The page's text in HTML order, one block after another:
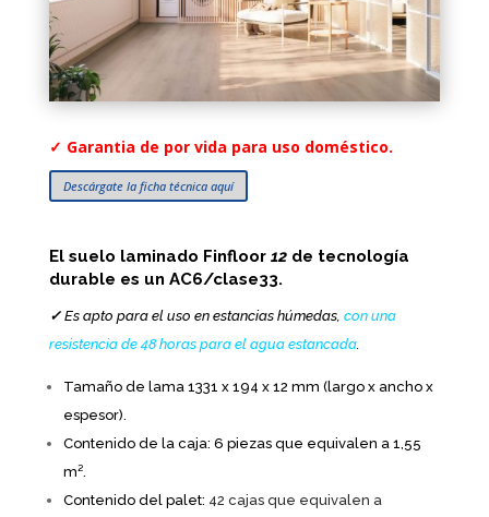
✓ Garantia de por vida para uso doméstico.
Descárgate la ficha técnica aquí
El suelo laminado Finfloor 12de tecnología
durable es un AC6/clase33.
✓Es apto para el uso en estancias húmedas, con una
resistencia de 48 horas para el agua estancada.
Tamaño de lama 1331 x 194 x 12 mm (largo x ancho x
espesor).
Contenido de la caja: 6 piezas que equivalen a 1,55
m².
Contenido del palet: 42 cajas que equivalen a